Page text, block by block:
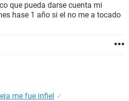
que pueda darse cuenta mi
hase 1 año si el no me a tocado
me fue infiel ✓